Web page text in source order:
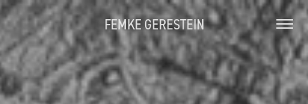
FEMKE GERESTEIN